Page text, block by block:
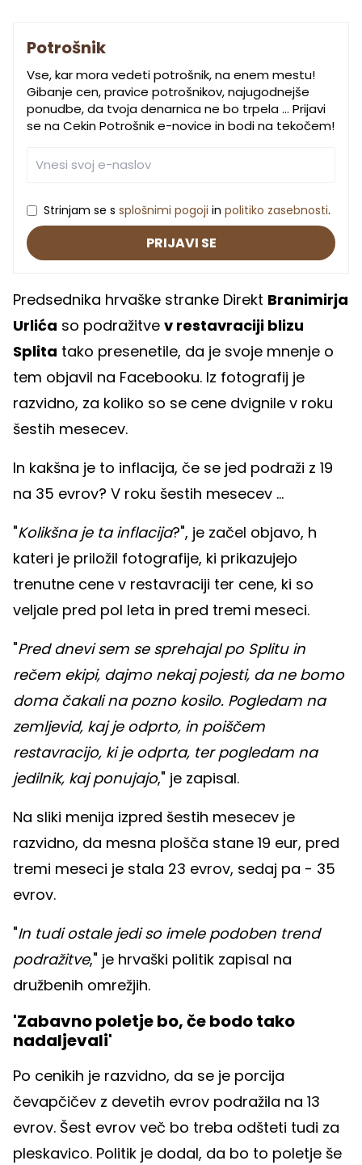
Potrošnik
Vse, kar mora vedeti potrošnik, na enem mestu!
Gibanje cen, pravice potrošnikov, najugodnejše
ponudbe, da tvoja denarnica ne bo trpela … Prijavi
se na Cekin Potrošnik e-novice in bodi na tekočem!
Strinjam se s splošnimi pogoji in politiko zasebnosti.
PRIJAVI SE
Predsednika hrvaške stranke Direkt Branimirja
Urlića so podražitve v restavraciji blizu
Splita tako presenetile, da je svoje mnenje o
tem objavil na Facebooku. Iz fotografij je
razvidno, za koliko so se cene dvignile v roku
šestih mesecev.
In kakšna je to inflacija, če se jed podraži z 19
na 35 evrov? V roku šestih mesecev ...
"Kolikšna je ta inflacija?", je začel objavo, h
kateri je priložil fotografije, ki prikazujejo
trenutne cene v restavraciji ter cene, ki so
veljale pred pol leta in pred tremi meseci.
"Pred dnevi sem se sprehajal po Splitu in
rečem ekipi, dajmo nekaj pojesti, da ne bomo
doma čakali na pozno kosilo. Pogledam na
zemljevid, kaj je odprto, in poiščem
restavracijo, ki je odprta, ter pogledam na
jedilnik, kaj ponujajo," je zapisal.
Na sliki menija izpred šestih mesecev je
razvidno, da mesna plošča stane 19 eur, pred
tremi meseci je stala 23 evrov, sedaj pa - 35
evrov.
"In tudi ostale jedi so imele podoben trend
podražitve," je hrvaški politik zapisal na
družbenih omrežjih.
'Zabavno poletje bo, če bodo tako
nadaljevali'
Po cenikih je razvidno, da se je porcija
čevapčičev z devetih evrov podražila na 13
evrov. Šest evrov več bo treba odšteti tudi za
pleskavico. Politik je dodal, da bo to poletje še